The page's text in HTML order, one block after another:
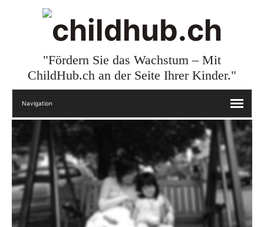
"Fördern Sie das Wachstum – Mit
ChildHub.ch an der Seite Ihrer Kinder."